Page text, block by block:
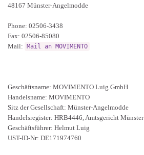
48167 Münster-Angelmodde
Phone: 02506-3438
Fax: 02506-85080
Mail:
Mail an MOVIMENTO
Geschäftsname: MOVIMENTO Luig GmbH
Handelsname: MOVIMENTO
Sitz der Gesellschaft: Münster-Angelmodde
Handelsregister: HRB4446, Amtsgericht Münster
Geschäftsführer: Helmut Luig
UST-ID-Nr: DE171974760